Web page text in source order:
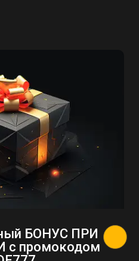
БОНУС ПРИ
с промокодом